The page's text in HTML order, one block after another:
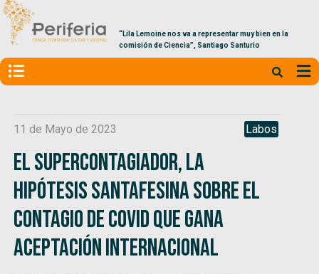
“Lila Lemoine nos va a representar muy bien en la
comisión de Ciencia”, Santiago Santurio
11 de Mayo de 2023 Labos
El supercontagiador, la
hipótesis santafesina sobre el
contagio de Covid que gana
aceptación internacional